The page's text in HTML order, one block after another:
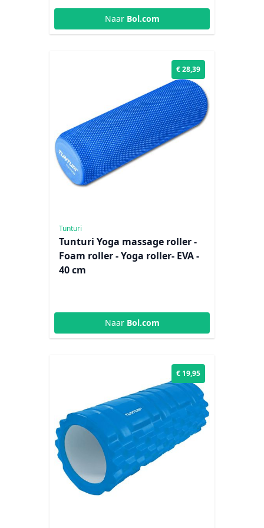
Naar Bol.com
€ 28,39
Tunturi
Tunturi Yoga massage roller -
Foam roller - Yoga roller- EVA -
40 cm
Naar Bol.com
€ 19,95